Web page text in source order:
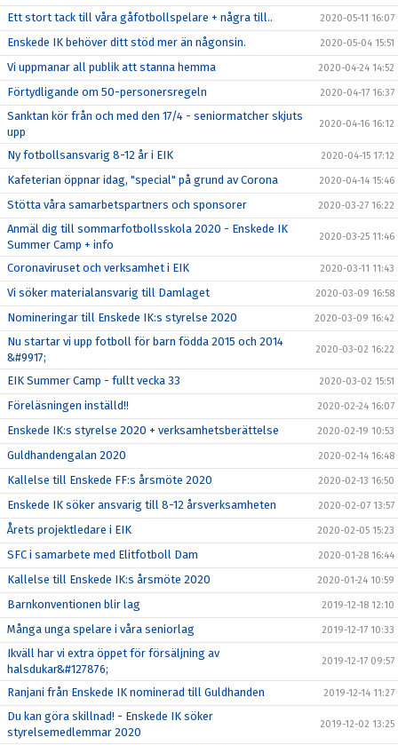
Ett stort tack till våra gåfotbollspelare + några till.. 2020-05-11 16:07
Enskede IK behöver ditt stöd mer än någonsin. 2020-05-04 15:51
Vi uppmanar all publik att stanna hemma 2020-04-24 14:52
Förtydligande om 50-personersregeln 2020-04-17 16:37
Sanktan kör från och med den 17/4 - seniormatcher skjuts
upp
2020-04-16 16:12
Ny fotbollsansvarig 8-12 år i EIK 2020-04-15 17:12
Kafeterian öppnar idag, "special" på grund av Corona 2020-04-14 15:46
Stötta våra samarbetspartners och sponsorer 2020-03-27 16:22
Anmäl dig till sommarfotbollsskola 2020 - Enskede IK
Summer Camp + info
2020-03-25 11:46
Coronaviruset och verksamhet i EIK 2020-03-11 11:43
Vi söker materialansvarig till Damlaget 2020-03-09 16:58
Nomineringar till Enskede IK:s styrelse 2020 2020-03-09 16:42
Nu startar vi upp fotboll för barn födda 2015 och 2014
&#9917;
2020-03-02 16:22
EIK Summer Camp - fullt vecka 33 2020-03-02 15:51
Föreläsningen inställd!! 2020-02-24 16:07
Enskede IK:s styrelse 2020 + verksamhetsberättelse 2020-02-19 10:53
Guldhandengalan 2020 2020-02-14 16:48
Kallelse till Enskede FF:s årsmöte 2020 2020-02-13 16:50
Enskede IK söker ansvarig till 8-12 årsverksamheten 2020-02-07 13:57
Årets projektledare i EIK 2020-02-05 15:23
SFC i samarbete med Elitfotboll Dam 2020-01-28 16:44
Kallelse till Enskede IK:s årsmöte 2020 2020-01-24 10:59
Barnkonventionen blir lag 2019-12-18 12:10
Många unga spelare i våra seniorlag 2019-12-17 10:33
Ikväll har vi extra öppet för försäljning av
halsdukar&#127876;
2019-12-17 09:57
Ranjani från Enskede IK nominerad till Guldhanden 2019-12-14 11:27
Du kan göra skillnad! - Enskede IK söker
styrelsemedlemmar 2020
2019-12-02 13:25